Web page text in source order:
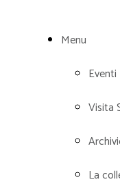
Menu
Eventi
Visita
La